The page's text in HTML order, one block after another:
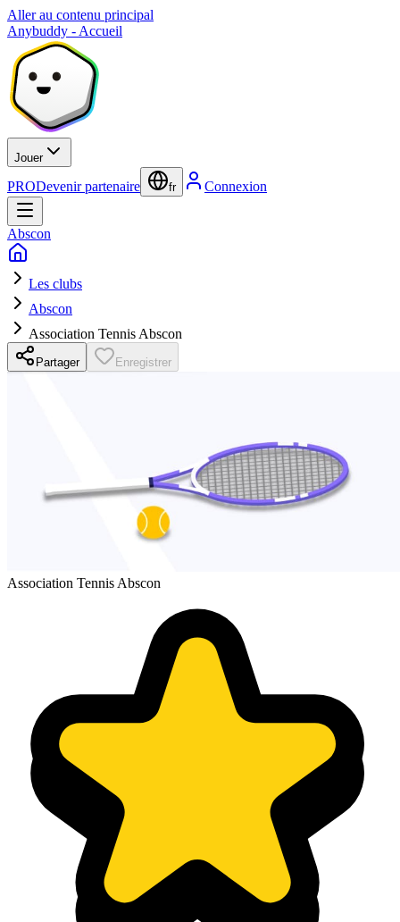
Aller au contenu principal
Anybuddy - Accueil
Jouer
PRODevenir partenaire fr Connexion
Abscon
Les clubs
Abscon
Association Tennis Abscon
Partager Enregistrer
Association Tennis Abscon